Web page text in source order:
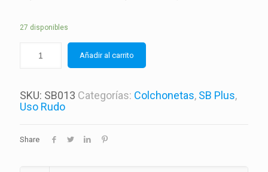
27 disponibles
Añadir al carrito
SKU: SB013 Categorías: Colchonetas, SB Plus,
Uso Rudo
Share